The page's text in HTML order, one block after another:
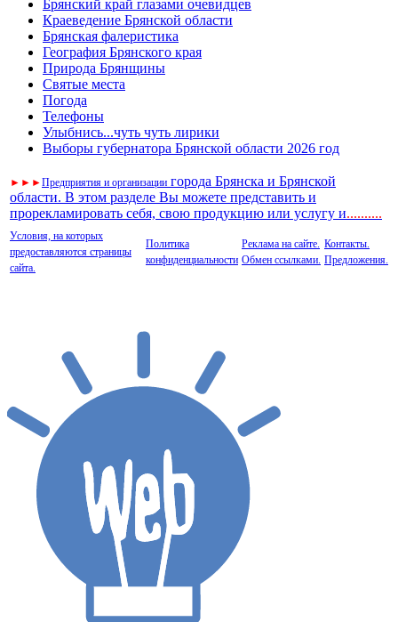
Брянский край глазами очевидцев
Краеведение Брянской области
Брянская фалеристика
География Брянского края
Природа Брянщины
Святые места
Погода
Телефоны
Улыбнись...чуть чуть лирики
Выборы губернатора Брянской области 2026 год
► ► ►Предприятия и организации города Брянска и Брянской
области. В этом разделе Вы можете представить и
прорекламировать себя, свою продукцию или услугу и..........
Условия, на которых
предоставляются страницы
сайта.
Политика
конфиденциальности
Реклама на сайте.
Обмен ссылками.
Контакты.
Предложения.